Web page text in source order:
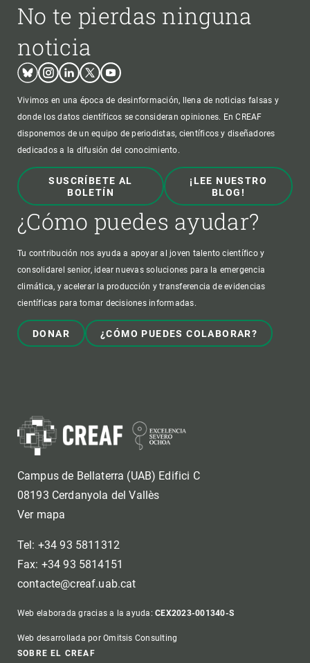
No te pierdas ninguna
noticia
BlueskyInstagram
LinkedinTwitterYoutube
Vivimos en una época de desinformación, llena de noticias falsas y
donde los datos científicos se consideran opiniones. En CREAF
disponemos de un equipo de periodistas, científicos y diseñadores
dedicados a la difusión del conocimiento.
SUSCRÍBETE AL
BOLETÍN
¡LEE NUESTRO
BLOG!
¿Cómo puedes ayudar?
Tu contribución nos ayuda a apoyar al joven talento científico y
consolidarel senior, idear nuevas soluciones para la emergencia
climática, y acelerar la producción y transferencia de evidencias
científicas para tomar decisiones informadas.
DONAR ¿CÓMO PUEDES COLABORAR?
Campus de Bellaterra (UAB) Edifici C
08193 Cerdanyola del Vallès
Ver mapa
Tel: +34 93 5811312
Fax: +34 93 5814151
contacte@creaf.uab.cat
Web elaborada gracias a la ayuda:CEX2023-001340-S
Web desarrollada por Omitsis Consulting
SOBRE EL CREAF